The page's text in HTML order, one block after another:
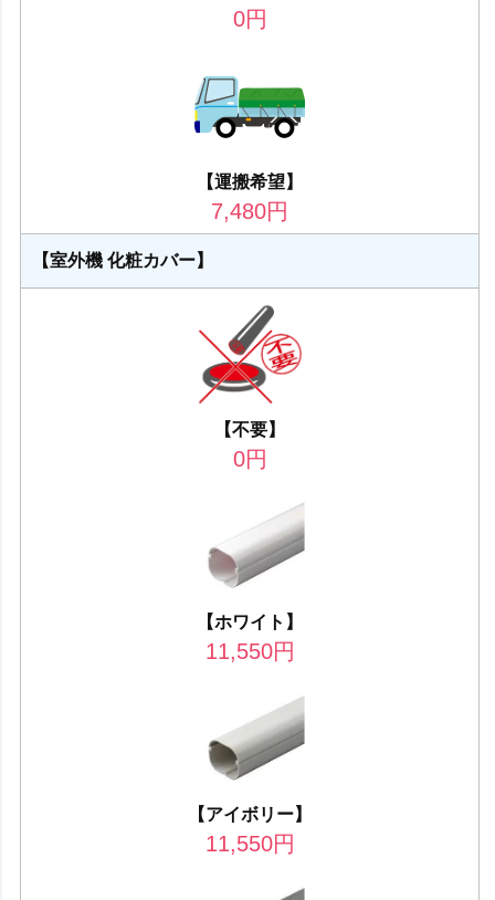
0円
【運搬希望】
7,480円
【室外機 化粧カバー】
【不要】
0円
【ホワイト】
11,550円
【アイボリー】
11,550円